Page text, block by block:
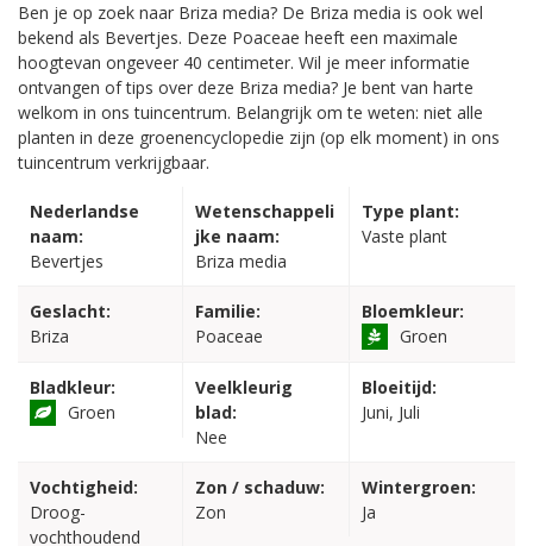
Ben je op zoek naar Briza media? De Briza media is ook wel
bekend als Bevertjes. Deze Poaceae heeft een maximale
hoogtevan ongeveer 40 centimeter. Wil je meer informatie
ontvangen of tips over deze Briza media? Je bent van harte
welkom in ons tuincentrum. Belangrijk om te weten: niet alle
planten in deze groenencyclopedie zijn (op elk moment) in ons
tuincentrum verkrijgbaar.
Nederlandse
naam:
Bevertjes
Wetenschappeli
jke naam:
Briza media
Type plant:
Vaste plant
Geslacht:
Briza
Familie:
Poaceae
Bloemkleur:
Groen
Bladkleur:
Groen
Veelkleurig
blad:
Nee
Bloeitijd:
Juni, Juli
Vochtigheid:
Droog-
vochthoudend
Zon / schaduw:
Zon
Wintergroen:
Ja